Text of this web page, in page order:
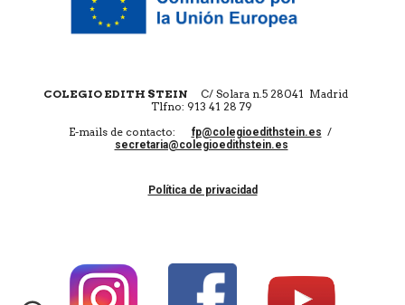
COLEGIO EDITH STEIN
C/ Solara n.5 28041 Madrid
Tlfno: 913 41 28 79
E-mails de contacto: fp@colegioedithstein.es /
secretaria@colegioedithstein.es
Política de privacidad